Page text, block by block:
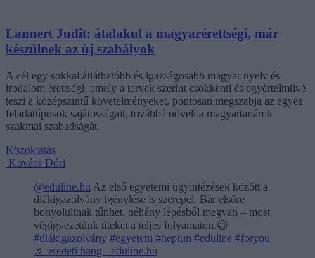
Lannert Judit: átalakul a magyarérettségi, már
készülnek az új szabályok
A cél egy sokkal átláthatóbb és igazságosabb magyar nyelv és
irodalom érettségi, amely a tervek szerint csökkenti és egyértelművé
teszi a középszintű követelményeket, pontosan megszabja az egyes
feladattípusok sajátosságait, továbbá növeli a magyartanárok
szakmai szabadságát.
Közoktatás
Kovács Dóri
@eduline.hu Az első egyetemi ügyintézések között a
diákigazolvány igénylése is szerepel. Bár elsőre
bonyolultnak tűnhet, néhány lépésből megvan – most
végigvezetünk titeket a teljes folyamaton.😉
#diákigazolvány #egyetem #neptun #eduline #foryou
♬ eredeti hang - eduline.hu